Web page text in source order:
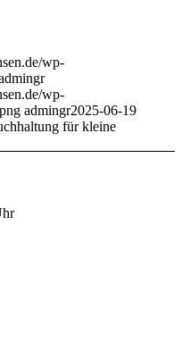
wp-
wp-
admingr2025-06-19
für kleine